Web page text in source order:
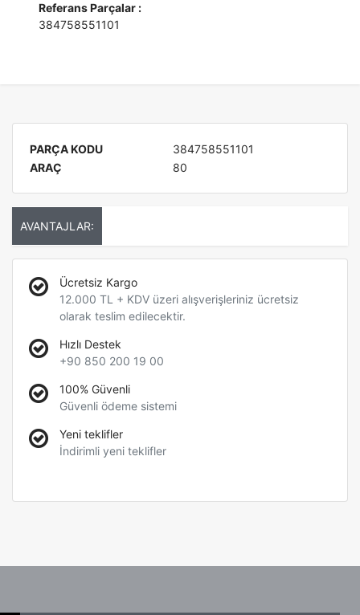
Referans Parçalar :
384758551101
PARÇA KODU
384758551101
ARAÇ
80
AVANTAJLAR:
Ücretsiz Kargo
12.000 TL + KDV üzeri alışverişleriniz ücretsiz
olarak teslim edilecektir.
Hızlı Destek
+90 850 200 19 00
100% Güvenli
Güvenli ödeme sistemi
Yeni teklifler
İndirimli yeni teklifler